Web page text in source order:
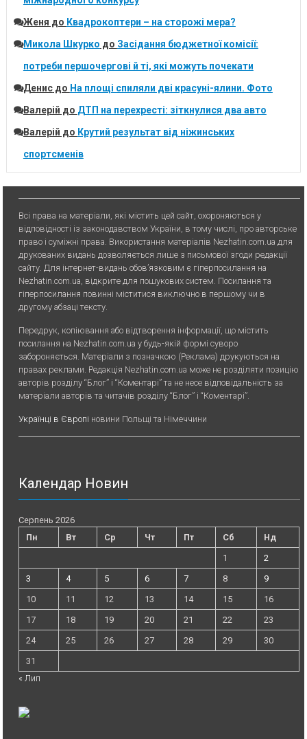
Женя до Квадрокоптери – на сторожі мера?
Микола Шкурко до Засідання бюджетної комісії:
потреби першочергові й ті, які можуть почекати
Денисдо На площі спиляли дві красуні-ялини. Фото
Валерій до ДТП на перехресті: зіткнулися два авто
Валерій до Крутий результат від ніжинських
спортсменів
Всі права на матеріали, які містить цей сайт, охороняються у
відповідності із законодавством України, в тому числі, про авторське
право і суміжні права. Використання матерiалiв Nezhatin.com.ua для
друкованих видань дозволяється лише з письмової згоди редакції
сайту. Для iнтернет-видань обов’язковим є гiперпосилання на
Nezhatin.com.ua, відкрите для пошукових систем. Посилання та
гіперпосилання повинні міститися виключно в першому чи в
другому абзаці тексту.
Передрук, копiювання або вiдтворення iнформацiї, що мiстить
посилання на Nezhatin.com.ua у будь-якiй формi суворо
забороняється. Матеріали з позначкою (Реклама) друкуються на
правах реклами. Редакція Nezhatin.com.ua може не розділяти позицію
авторів розділу “Блог” і “Коментарі” та не несе відповідальність за
матеріали авторів та читачів розділу “Блог” і “Коментарі”.
Українці в Європі новини Польщі та Німеччини
Календар Новин
Серпень 2026
Пн
Вт Ср Чт Пт Сб
Нд
1
2
3
4 5 6 7 8
9
10
11 12 13 14 15
16
17
18 19 20 21 22
23
24
25 26 27 28 29
30
31
« Лип